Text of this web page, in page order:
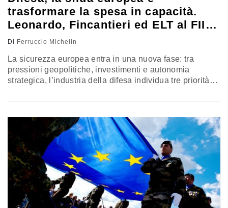
trasformare la spesa in capacità.
Leonardo, Fincantieri ed ELT al FII di
Roma
Di Ferruccio Michelin
La sicurezza europea entra in una nuova fase: tra
pressioni geopolitiche, investimenti e autonomia
strategica, l’industria della difesa individua tre priorità
diagnosi: l’aumento della spesa è solo l’inizio. Ecco
perché contano capacità produttiva, capitale umano e
cooperazione industriale